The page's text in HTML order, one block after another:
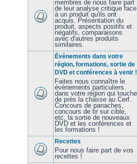
membres de nous faire part
de leur analyse critique face
à un produit qu'ils ont
acquis. Présentation du
produit, aspects positifs et
négatifs, comparaisons
avec d'autres produits
similaires.
Évènements dans votre
région, formations, sortie de
DVD et conférences à venir !
Faites nous connaître le
évènements particuliers
dans votre région qui touche
de près la chasse au Cerf.
Concours de panaches,
concours de tir sur cible,
etc, la sortie de nouveaux
DVD et les conférences et
les formations !
Recettes
Pour nous faire part de vos
recettes !